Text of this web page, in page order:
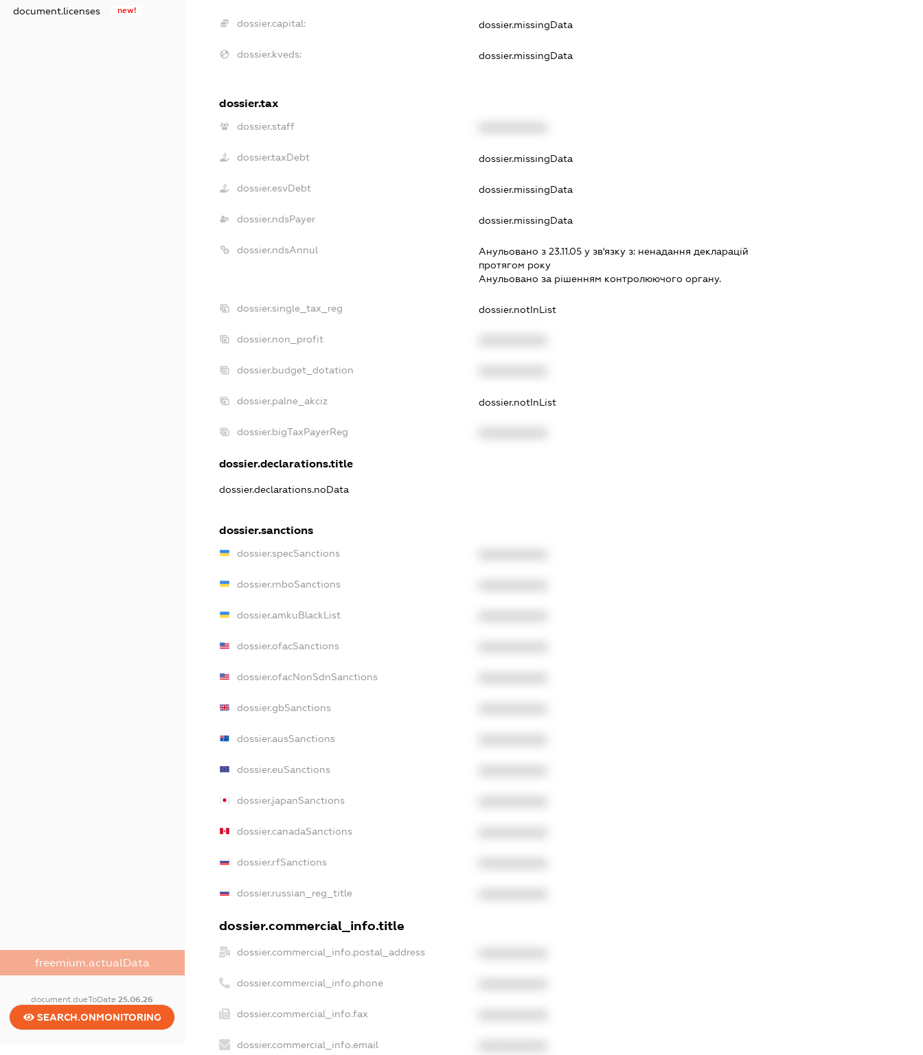
document.licenses new!
freemium.actualData
document.dueToDate25.06.26
SEARCH.ONMONITORING
dossier.capital: dossier.missingData
dossier.kveds: dossier.missingData
dossier.tax
dossier.staff
dossier.taxDebt dossier.missingData
dossier.esvDebt dossier.missingData
dossier.ndsPayer dossier.missingData
dossier.ndsAnnul Анульовано з 23.11.05 у зв'язку з: ненадання декларацiй
протягом року
Анульовано за рiшенням контролюючого органу.
dossier.single_tax_reg dossier.notInList
dossier.non_profit
dossier.budget_dotation
dossier.palne_akciz dossier.notInList
dossier.bigTaxPayerReg
dossier.declarations.title
dossier.declarations.noData
dossier.sanctions
dossier.specSanctions
dossier.rnboSanctions
dossier.amkuBlackList
dossier.ofacSanctions
dossier.ofacNonSdnSanctions
dossier.gbSanctions
dossier.ausSanctions
dossier.euSanctions
dossier.japanSanctions
dossier.canadaSanctions
dossier.rfSanctions
dossier.russian_reg_title
dossier.commercial_info.title
dossier.commercial_info.postal_address
dossier.commercial_info.phone
dossier.commercial_info.fax
dossier.commercial_info.email